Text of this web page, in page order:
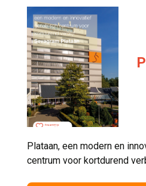
Plataan, een modern en
centrum voor kortdurend